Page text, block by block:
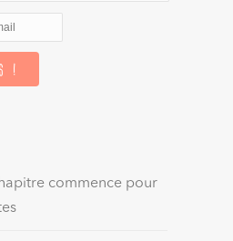
commence pour